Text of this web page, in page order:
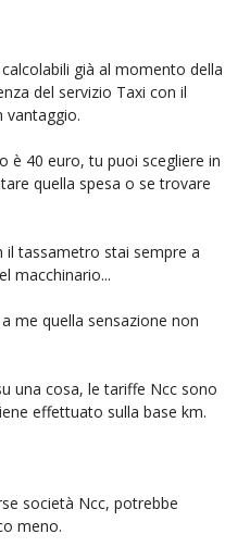
già al momento della
del servizio Taxi con il
vantaggio.
è 40 euro, tu puoi scegliere in
quella spesa o se trovare
il tassametro stai sempre a
macchinario...
me quella sensazione non
una cosa, le tariffe Ncc sono
effettuato sulla base km.
società Ncc, potrebbe
meno.